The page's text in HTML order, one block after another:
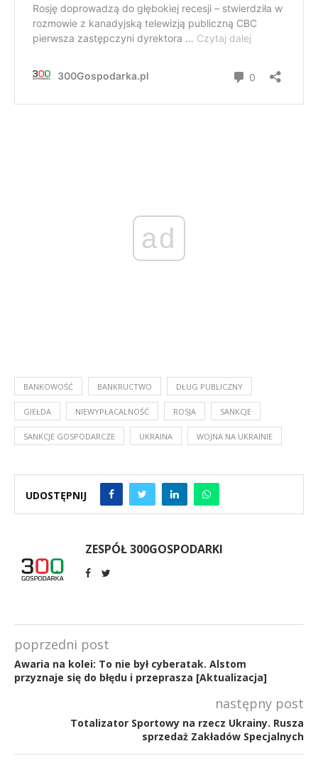
ad
BANKOWOŚĆ BANKRUCTWO DŁUG PUBLICZNY
GIEŁDA NIEWYPŁACALNOŚĆ ROSJA SANKCJE
SANKCJE GOSPODARCZE UKRAINA WOJNA NA UKRAINIE
UDOSTĘPNIJ
ZESPÓŁ 300GOSPODARKI
poprzedni post
Awaria na kolei: To nie był cyberatak. Alstom
przyznaje się do błędu i przeprasza [Aktualizacja]
następny post
Totalizator Sportowy na rzecz Ukrainy. Rusza
sprzedaż Zakładów Specjalnych